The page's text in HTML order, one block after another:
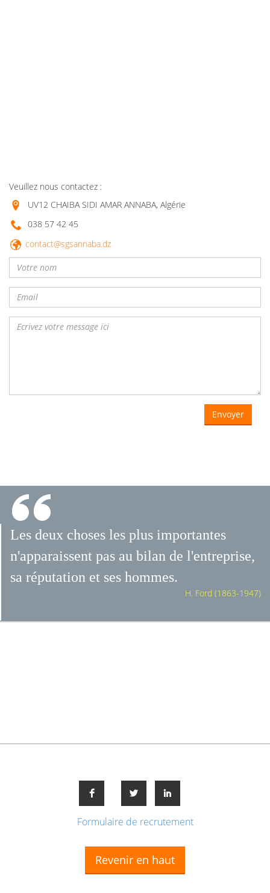
Veuillez nous contactez :
UV12 CHAIBA SIDI AMAR ANNABA, Algérie
038 57 42 45
contact@sgsannaba.dz
Envoyer
Les deux choses les plus importantes
n'apparaissent pas au bilan de l'entreprise,
sa réputation et ses hommes.
H. Ford (1863-1947)
Formulaire de recrutement
Revenir en haut